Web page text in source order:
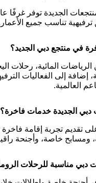
الجديدة توفر غرفًا
تناسب جميع
في منتجع دبي الجديد؟
الرياضات المائية، رحلات
إضافة إلى الفعاليات
العالمية.
دبي الجديدة خدمات فاخرة؟
على تقديم تجربة إقامة
ومسابح خاصة، وأجنحة
دبي مناسبة للرحلات